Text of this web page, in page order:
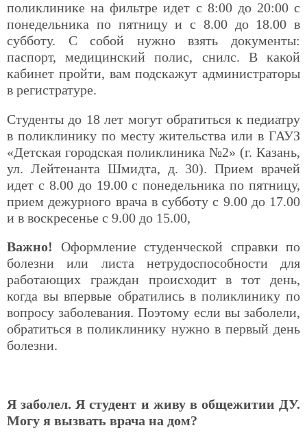
поликлинике на фильтре идет с 8:00 до 20:00 с
понедельника по пятницу и с 8.00 до 18.00 в
субботу. С собой нужно взять документы:
паспорт, медицинский полис, снилс. В какой
кабинет пройти, вам подскажут администраторы
в регистратуре.
Студенты до 18 лет могут обратиться к педиатру
в поликлинику по месту жительства или в ГАУЗ
«Детская городская поликлиника №2» (г. Казань,
ул. Лейтенанта Шмидта, д. 30). Прием врачей
идет с 8.00 до 19.00 с понедельника по пятницу,
прием дежурного врача в субботу с 9.00 до 17.00
и в воскресенье с 9.00 до 15.00,
Важно! Оформление студенческой справки по
болезни или листа нетрудоспособности для
работающих граждан происходит в тот день,
когда вы впервые обратились в поликлинику по
вопросу заболевания. Поэтому если вы заболели,
обратиться в поликлинику нужно в первый день
болезни.
Я заболел. Я студент и живу в общежитии ДУ.
Могу я вызвать врача на дом?